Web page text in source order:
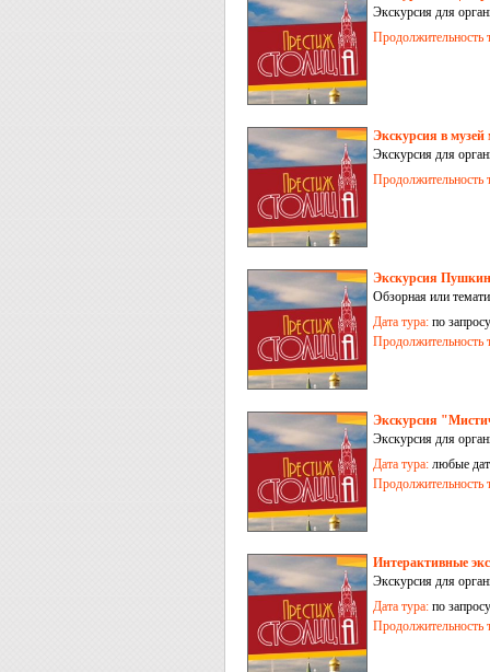
Экскурсия для
Продолжительность
Экскурсия в музей
Экскурсия для
Продолжительность
Экскурсия
Обзорная или
Дата тура: по запросу
Продолжительность
Экскурсия
Экскурсия для
Дата тура: любые
Продолжительность
Интерактивные
Экскурсия для
Дата тура: по запросу
Продолжительность